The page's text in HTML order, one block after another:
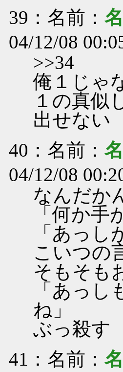
39 ：名前：
04/12/08
>>34
俺１じゃ
１の真似
出せない
40 ：名前：
04/12/08
なんだか
「何か
「あっ
こいつの
そもそも
「あっ
ね」
ぶっ殺す
41 ：名前：